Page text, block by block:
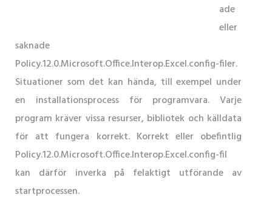
ade
eller
saknade
Policy.12.0.Microsoft.Office.Interop.Excel.config-filer.
Situationer som det kan hända, till exempel under
en installationsprocess för programvara. Varje
program kräver vissa resurser, bibliotek och källdata
för att fungera korrekt. Korrekt eller obefintlig
Policy.12.0.Microsoft.Office.Interop.Excel.config-fil
kan därför inverka på felaktigt utförande av
startprocessen.